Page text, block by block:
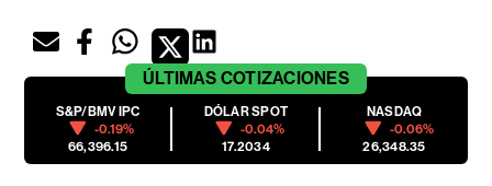
ÚLTIMAS COTIZACIONES
S&P/BMV IPC
-0.19%
66,396.15
DÓLAR SPOT
-0.04%
17.2034
NASDAQ
-0.06%
26,348.35